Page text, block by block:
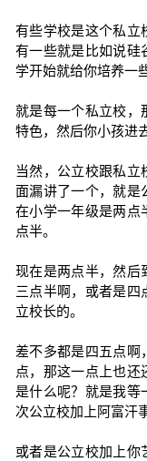
有些学校是这个私立
有一些就是比如说硅
学开始就给你培养一
就是每一个私立校，
特色，然后你小孩进
当然，公立校跟私立
面漏讲了一个，就是
在小学一年级是两点
点半。
现在是两点半，然后
三点半啊，或者是四
立校长的。
差不多都是四五点啊
点，那这一点上也还
是什么呢？就是我等
次公立校加上阿富汗
或者是公立校加上你